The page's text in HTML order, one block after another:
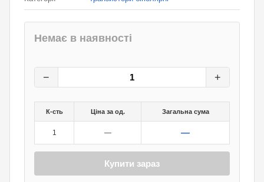
Немає в наявності
− +
К-сть Ціна за од. Загальна сума
1 — —
Купити зараз